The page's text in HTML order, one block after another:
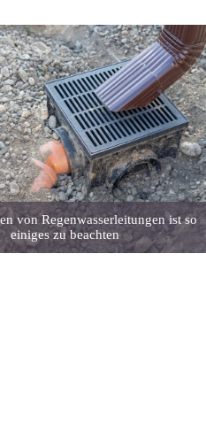
von Regenwasserleitungen ist so
einiges zu beachten